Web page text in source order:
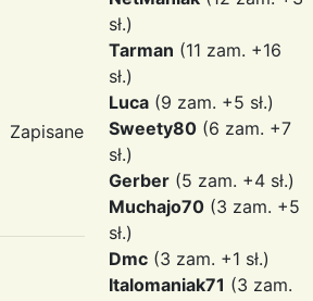
Zapisane
sł.)
Tarman (11 zam. +16
sł.)
Luca (9 zam. +5 sł.)
Sweety80 (6 zam. +7
sł.)
Gerber (5 zam. +4 sł.)
Muchajo70 (3 zam. +5
sł.)
Dmc (3 zam. +1 sł.)
Italomaniak71 (3 zam.